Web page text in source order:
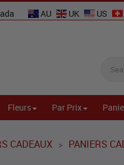
AU UK US
Fleurs Par Prix
CADEAUX > PANIERS